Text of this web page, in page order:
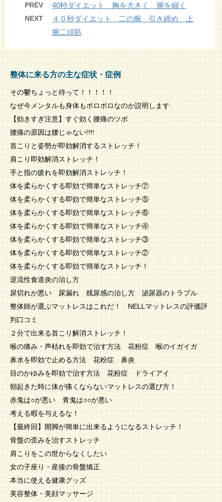
PREV 40秒ダイエット 胸を大きく 腕を細く
NEXT
４０秒ダイエット 二の腕 引き締め 上
腕二頭筋
整体に来る方の主な症状・症例
その鬱ちょっと待って！！！！！
なぜ今メンタルも身体もボロボロなのか説明します
【効きすぎ注意】すぐ効く腰痛のツボ
腰痛の原因は腰じゃない!!!!
首こりと姿勢が即効解消するストレッチ！
肩こり即効解消ストレッチ！
手と指の疲れを即効解消ストレッチ！
体を柔らかくする即効で簡単なストレッチ⑦
体を柔らかくする即効で簡単なストレッチ⑤
体を柔らかくする即効で簡単なストレッチ⑥
体を柔らかくする即効で簡単なストレッチ④
体を柔らかくする即効で簡単なストレッチ③
体を柔らかくする即効で簡単なストレッチ②
体を柔らかくする即効で簡単なストレッチ！
逆流性食道炎の治し方
尿切れが悪い 尿漏れ 残尿感の治し方 泌尿器のトラブル
整体師が選ぶマットレスはこれだ！ NELLマットレスの評価評
判口コミ
２分で出来る首こり解消ストレッチ！
喉の痛み・声枯れを即効で治す方法 花粉症 喉のイガイガ
鼻水を即効で止める方法 花粉症 鼻炎
目のかゆみを即効で治す方法 花粉症 ドライアイ
朝起きた時に体が痛くならないマットレスの選び方！
赤鬼は○が悪い 青鬼は○○が悪い
考える暇を与えるな！
【最終回】開脚が簡単に出来るようになるストレッチ！
骨盤の歪みを治すストレッチ
肩こりをこの世からなくしたい
女の子座り・産後の骨盤矯正
本当に使える健康グッズ
美容整体・美顔マッサージ